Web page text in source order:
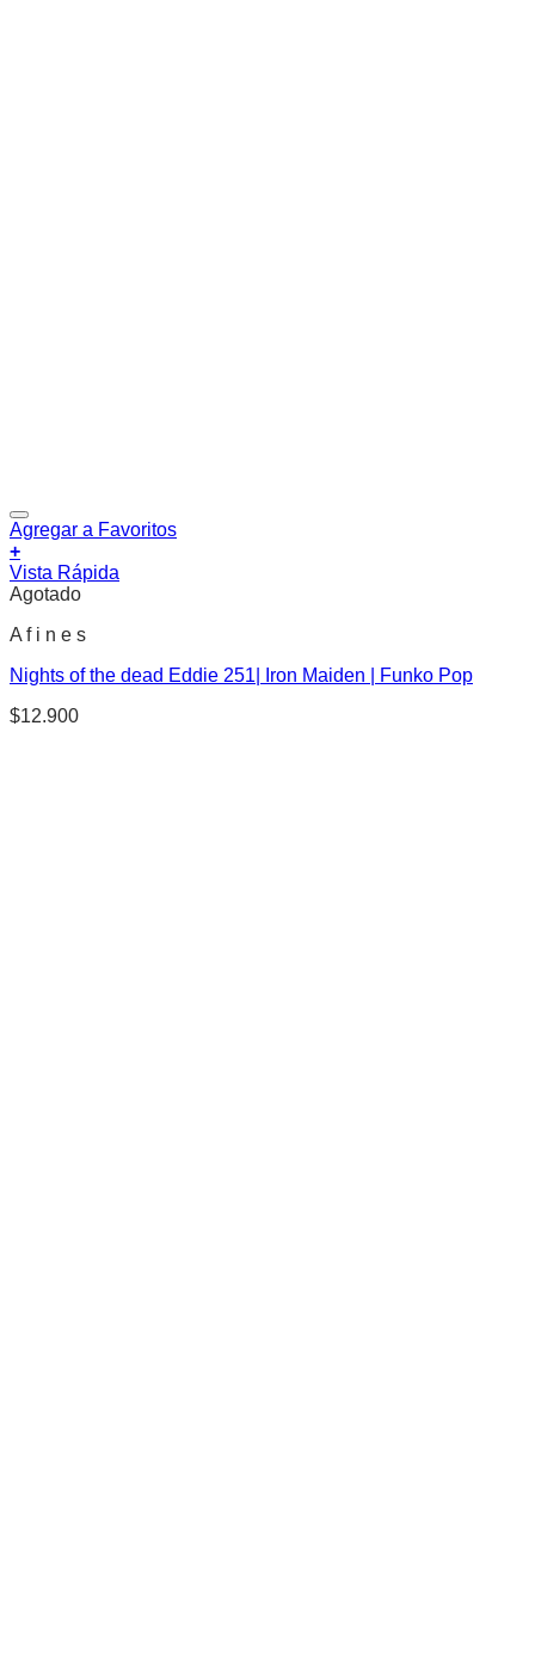
Agregar a Favoritos
+
Vista Rápida
Agotado
A f i n e s
Nights of the dead Eddie 251| Iron Maiden | Funko Pop
$12.900